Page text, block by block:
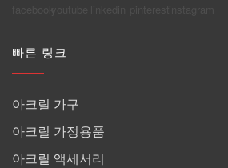
빠른 링크
아크릴 가구
아크릴 가정용품
아크릴 액세서리